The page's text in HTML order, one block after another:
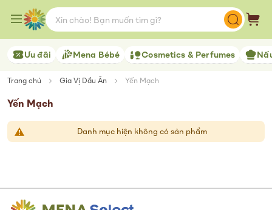
to
Content
Giỏ
Ưu đãi Mena Bébé Cosmetics & Perfumes
Trang chủ Gia Vị Dầu Ăn Yến Mạch
Yến Mạch
Danh mục hiện không có sản phẩm